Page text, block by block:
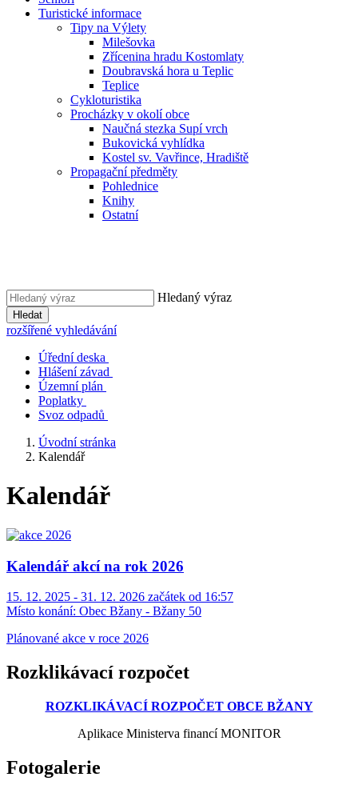
Turistické informace
Tipy na Výlety
Milešovka
Zřícenina hradu Kostomlaty
Doubravská hora u Teplic
Teplice
Cykloturistika
Procházky v okolí obce
Naučná stezka Supí vrch
Bukovická vyhlídka
Kostel sv. Vavřince, Hradiště
Propagační předměty
Pohlednice
Knihy
Ostatní
Hledaný výraz
Hledat
rozšířené vyhledávání
Úřední deska
Hlášení závad
Územní plán
Poplatky
Svoz odpadů
Úvodní stránka
Kalendář
Kalendář
Kalendář akcí na rok 2026
15. 12. 2025 - 31. 12. 2026 začátek od 16:57
Místo konání: Obec Bžany - Bžany 50
Plánované akce v roce 2026
Rozklikávací rozpočet
ROZKLIKÁVACÍ ROZPOČET OBCE BŽANY
Aplikace Ministerva financí MONITOR
Fotogalerie